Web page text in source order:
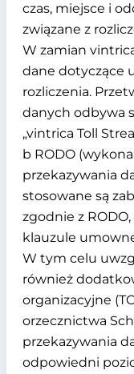
czas, miejsce i
związane z
W zamian
dane dotyczące
rozliczenia.
danych odbywa
„vintrica Toll
b RODO
przekazywania
stosowane są
zgodnie z
klauzule
W tym celu
również
organizacyjne
orzecznictwa
przekazywania
odpowiedni